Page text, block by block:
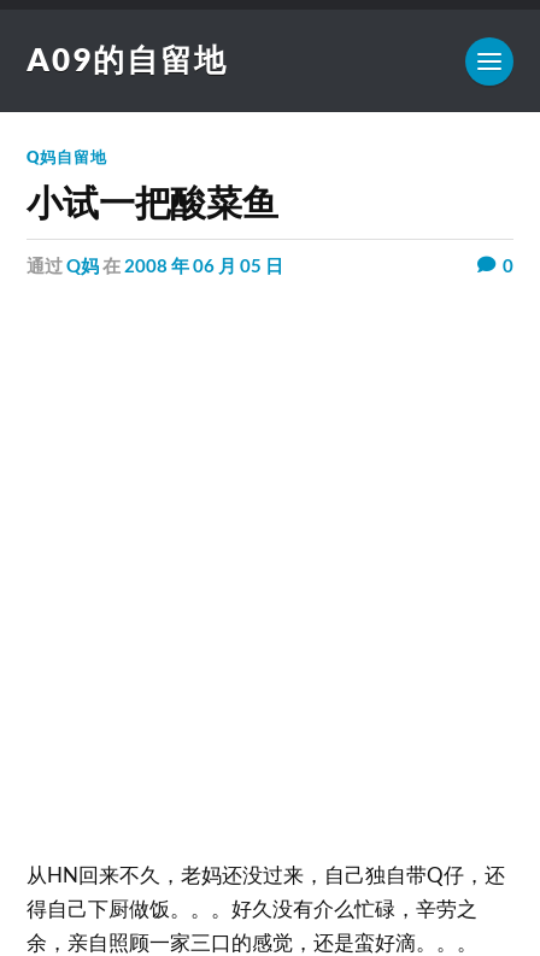
A09的自留地
Q妈自留地
小试一把酸菜鱼
通过Q妈在 2008 年 06 月 05 日 0
从HN回来不久，老妈还没过来，自己独自带Q仔，还
得自己下厨做饭。。。好久没有介么忙碌，辛劳之
余，亲自照顾一家三口的感觉，还是蛮好滴。。。